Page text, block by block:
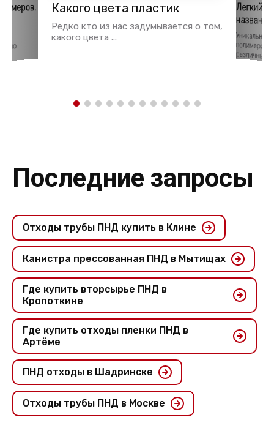
Какого цвета пластик
Редко кто из нас задумывается о том,
какого цвета ...
Легкий
названия
различных
Последние запросы
Отходы трубы ПНД купить в Клине
Канистра прессованная ПНД в Мытищах
Где купить вторсырье ПНД в
Кропоткине
Где купить отходы пленки ПНД в
Артёме
ПНД отходы в Шадринске
Отходы трубы ПНД в Москве